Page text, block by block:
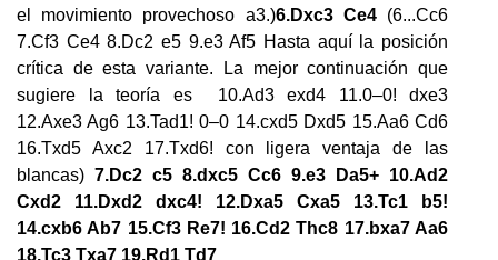
el movimiento provechoso a3.)6.Dxc3 Ce4 (6...Cc6
7.Cf3 Ce4 8.Dc2 e5 9.e3 Af5 Hasta aquí la posición
crítica de esta variante. La mejor continuación que
sugiere la teoría es 10.Ad3 exd4 11.0–0! dxe3
12.Axe3 Ag6 13.Tad1! 0–0 14.cxd5 Dxd5 15.Aa6 Cd6
16.Txd5 Axc2 17.Txd6! con ligera ventaja de las
blancas) 7.Dc2 c5 8.dxc5 Cc6 9.e3 Da5+ 10.Ad2
Cxd2 11.Dxd2 dxc4! 12.Dxa5 Cxa5 13.Tc1 b5!
14.cxb6 Ab7 15.Cf3 Re7! 16.Cd2 Thc8 17.bxa7 Aa6
18.Tc3 Txa7 19.Rd1 Td7